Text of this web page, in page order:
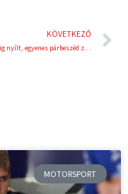
KÖVETKEZŐ
„Mindvégig nyílt, egyenes párbeszéd zajlott”
MOTORSPORT